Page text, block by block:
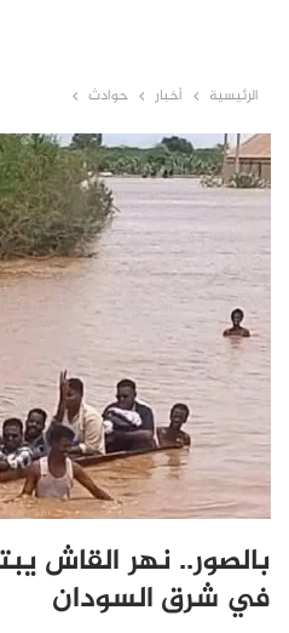
الرئيسية أخبار حوادث
بالصور.. نهر القاش
في شرق السودان